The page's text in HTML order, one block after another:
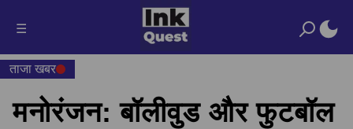
☰
ताजा खबर
मनोरंजन: बॉलीवुड और फुटबॉल